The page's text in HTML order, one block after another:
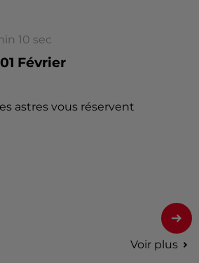
10 sec
Février
astres vous réservent
Voir plus